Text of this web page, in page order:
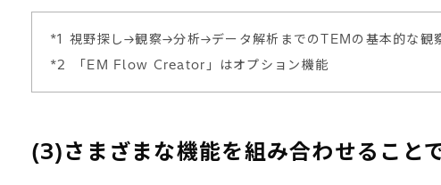
*1 視野探し→観察→分析→データ解析までのTEMの基本的な観
*2
「EM Flow Creator」はオプション機能
(3)さまざまな機能を組み合わせること